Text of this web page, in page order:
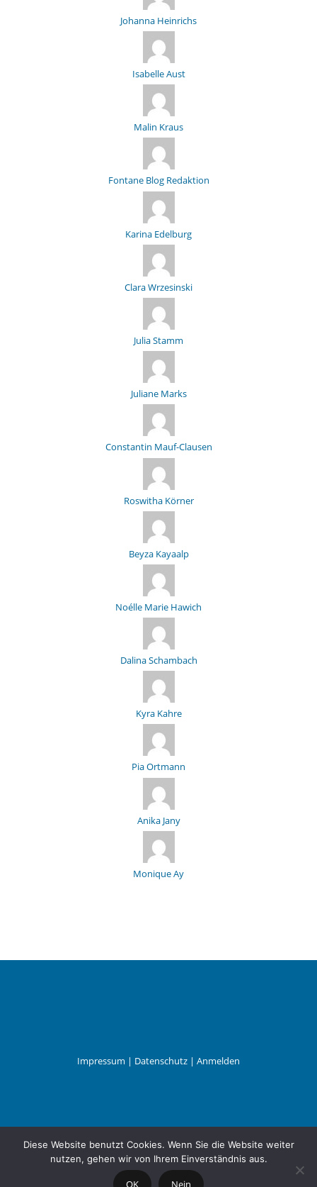
Johanna Heinrichs
Isabelle Aust
Malin Kraus
Fontane Blog Redaktion
Karina Edelburg
Clara Wrzesinski
Julia Stamm
Juliane Marks
Constantin Mauf-Clausen
Roswitha Körner
Beyza Kayaalp
Noélle Marie Hawich
Dalina Schambach
Kyra Kahre
Pia Ortmann
Anika Jany
Monique Ay
Impressum | Datenschutz | Anmelden
Diese Website benutzt Cookies. Wenn Sie die Website weiter
nutzen, gehen wir von Ihrem Einverständnis aus.
OK Nein